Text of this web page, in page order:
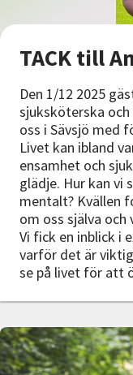
TACK till
Den 1/12 2025
sjuksköterska
oss i Sävsjö med
Livet kan ibland
ensamhet och
glädje. Hur kan vi
mentalt? Kvällen
om oss själva
Vi fick en inblick i
varför det är
se på livet för att